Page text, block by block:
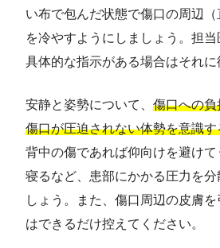
い布で包んだ状態で傷口の周辺（
を冷やすようにしましょう。担
具体的な指示がある場合はそれに
安静と姿勢について、 傷口への
傷口が圧迫されない体勢を意識
背中の傷であれば仰向けを避け
寝るなど、患部にかかる圧力を分
しょう。また、傷口周辺の皮膚
はできるだけ控えてください。